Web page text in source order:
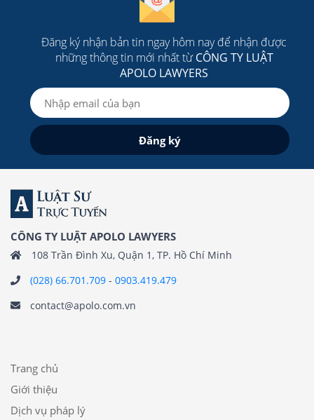
Đăng ký nhận bản tin ngay hôm nay để nhận được
những thông tin mới nhất từCÔNG TY LUẬT
APOLO LAWYERS
CÔNG TY LUẬT APOLO LAWYERS
108 Trần Đình Xu, Quận 1, TP. Hồ Chí Minh
(028) 66.701.709 - 0903.419.479
contact@apolo.com.vn
Trang chủ
Giới thiệu
Dịch vụ pháp lý